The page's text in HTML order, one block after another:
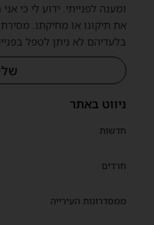
ניווט באתר
חדשות
חרדים
ממסדרונות העירייה
ומענה לפנייתי. ידוע לי כי
את תיקונו או מחיקתו.
בלעדיהם לא ניתן לטפל